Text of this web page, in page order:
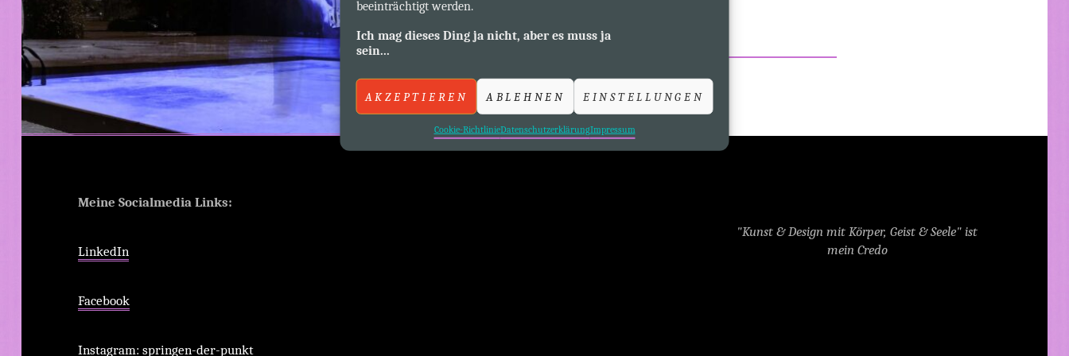
beeinträchtigt werden.
Ich mag dieses Ding ja nicht, aber es muss ja
sein...
AKZEPTIEREN ABLEHNEN EINSTELLUNGEN
Cookie-RichtlinieDatenschutzerklärungImpressum
obwohl sie das gerne möchten. …
ERZENGEL
MICHAEL
Meine Socialmedia Links:
LinkedIn
Facebook
Instagram: springen-der-punkt
"Kunst & Design mit Körper, Geist & Seele" ist
mein Credo